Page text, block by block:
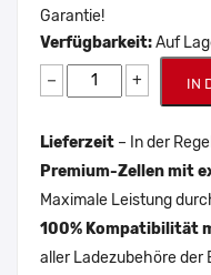
Garantie!
Verfügbarkeit:Auf
− + IN
Lieferzeit – In der
Premium-Zellen mit
Maximale Leistung
100% Kompatibilität
aller Ladezubehöre der